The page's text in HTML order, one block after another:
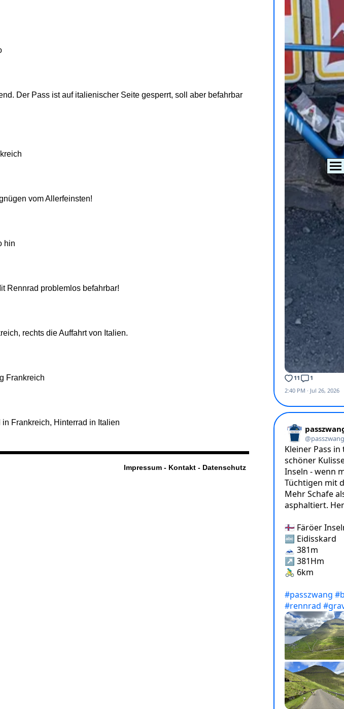
Der Pass ist auf italienischer Seite gesperrt, soll aber befahrbar
vom Allerfeinsten!
hin
Rennrad problemlos befahrbar!
rechts die Auffahrt von Italien.
Frankreich
Frankreich, Hinterrad in Italien
Impressum - Kontakt - Datenschutz